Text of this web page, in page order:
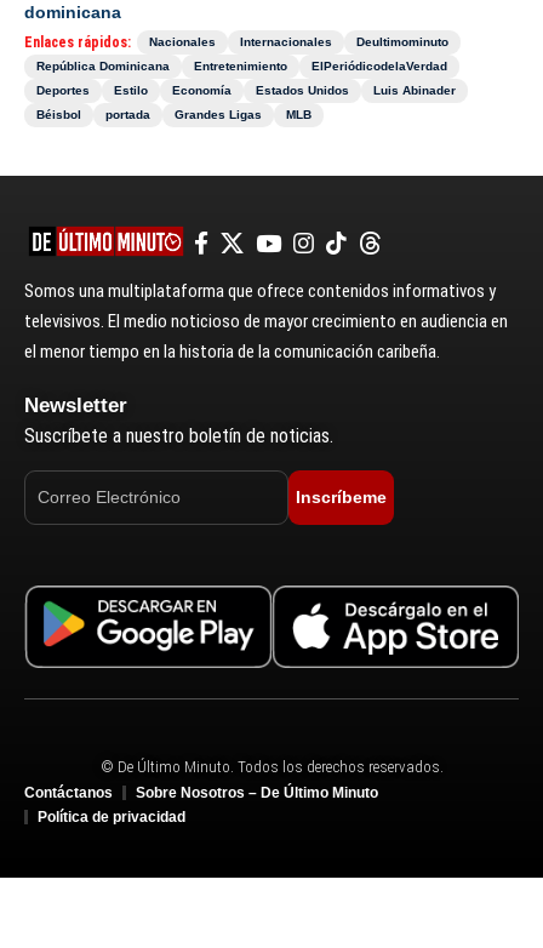
dominicana
Enlaces rápidos: Nacionales Internacionales
Deultimominuto
República Dominicana
Entretenimiento
ElPeriódicodelaVerdad
Deportes
Estilo Economía Estados Unidos
Luis Abinader
Béisbol
portada Grandes Ligas MLB
Somos una multiplataforma que ofrece contenidos informativos y
televisivos. El medio noticioso de mayor crecimiento en audiencia en
el menor tiempo en la historia de la comunicación caribeña.
Newsletter
Suscríbete a nuestro boletín de noticias.
Inscríbeme
© De Último Minuto. Todos los derechos reservados.
Contáctanos
Sobre Nosotros – De Último Minuto
Política de privacidad